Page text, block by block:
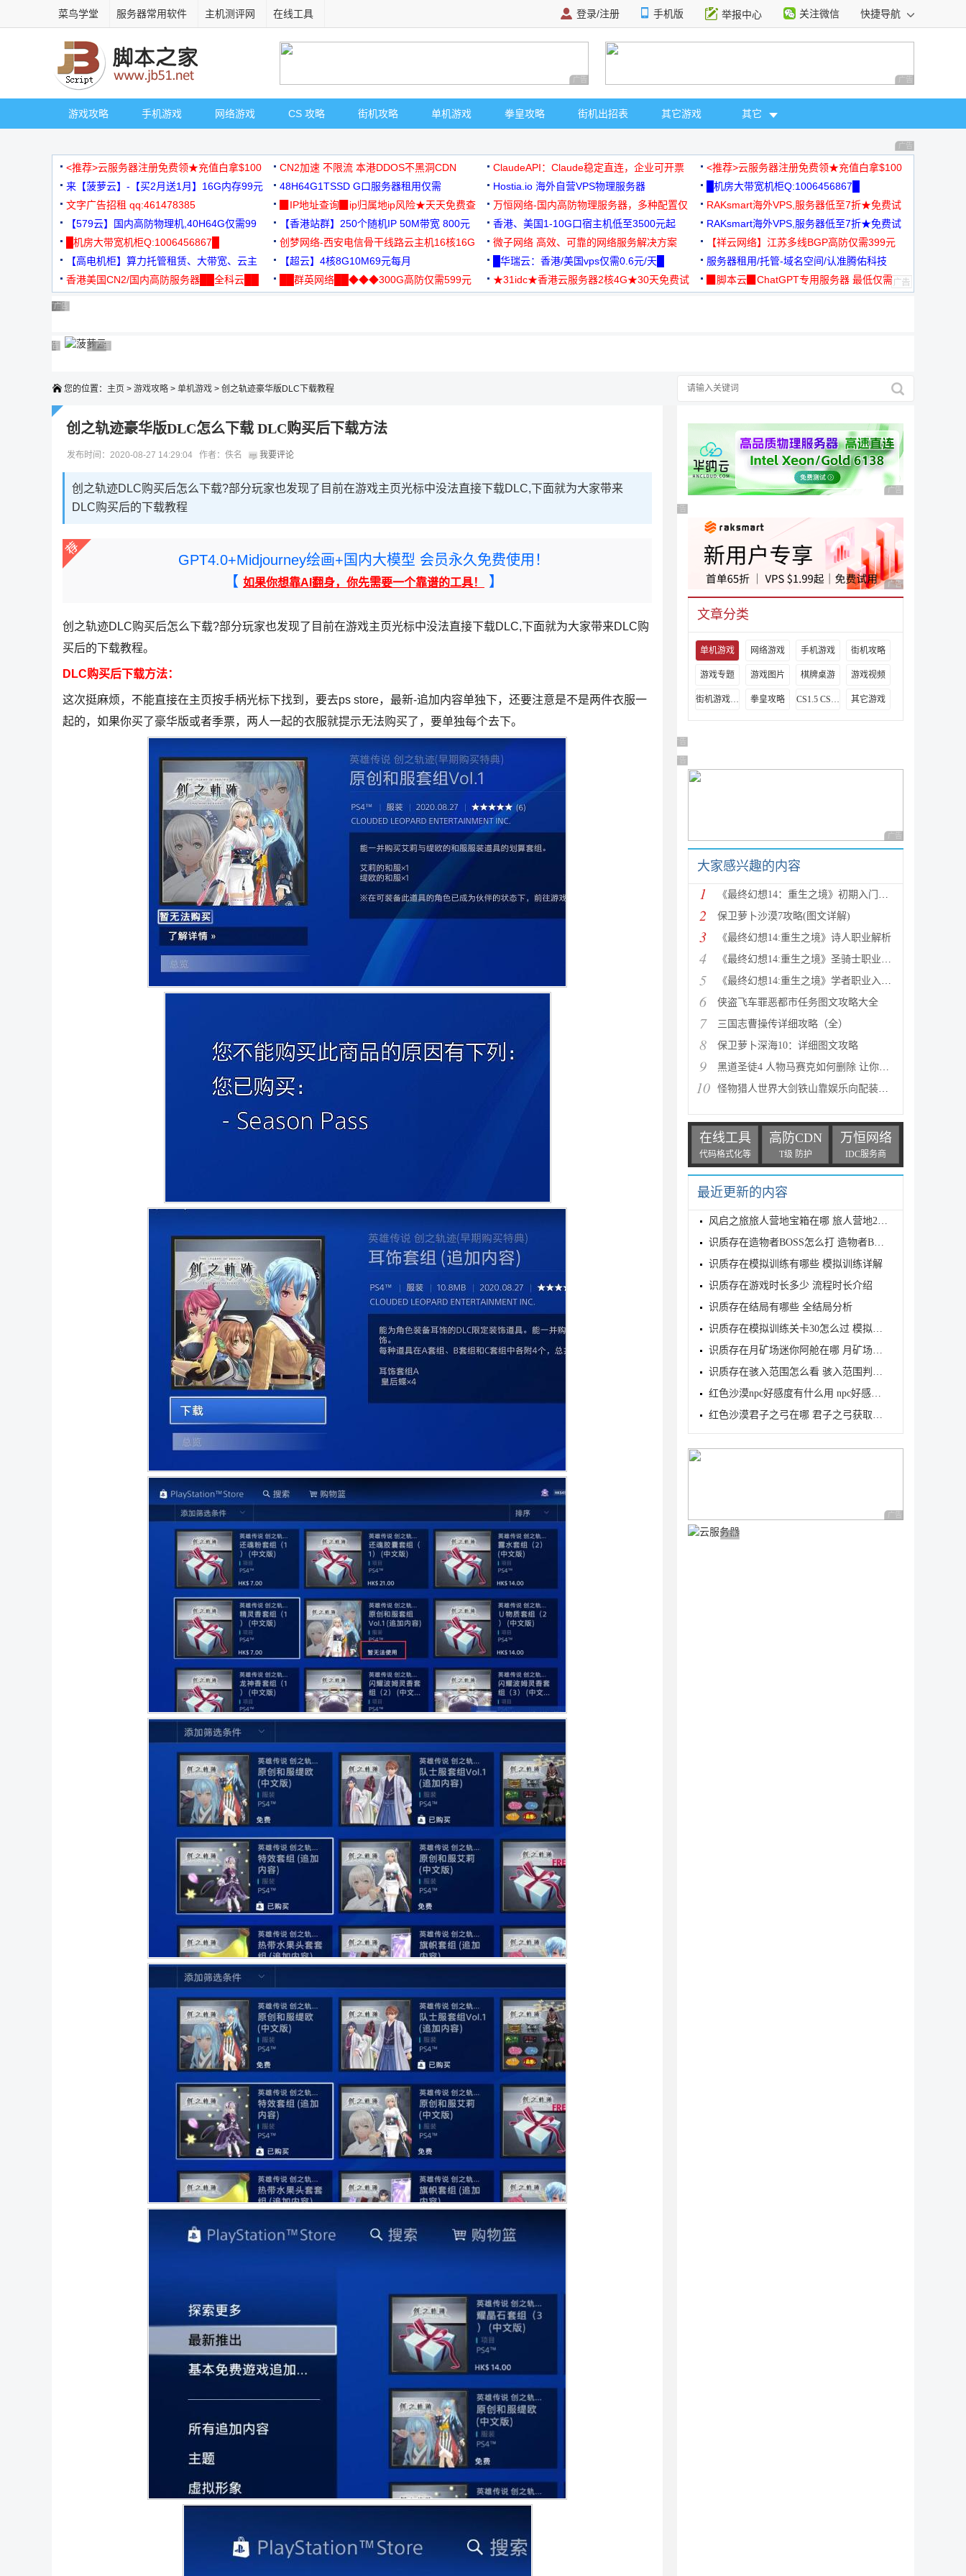
菜鸟学堂 服务器常用软件 主机测评网 在线工具 登录/注册 手机版 举报中心 关注微信 快捷导航
广告 商业广告，理性选择 广告 商业广告，理
游戏攻略 手机游戏 网络游戏 CS 攻略 街机攻略 单机游戏 拳皇攻略 街机出招表 其它游戏 其它
广告 商业广告，理
<推荐>云服务器注册免费领★充值白拿$100 CN2加速 不限流 本港DDOS不黑洞CDN ClaudeAPI：Claude稳定直连，企业可开票
<推荐>云服务器注册免费领★充值白拿$100
来【菠萝云】-【买2月送1月】16G内存99元
48H64G1TSSD G口服务器租用仅需
3000+可免费测试
Hostia.io 海外自营VPS物理服务器
█机房大带宽机柜Q:1006456867█
文字广告招租 qq:461478385
▉IP地址查询▉ip归属地ip风险★天天免费查
万恒网络-国内高防物理服务器，多种配置仅
99元/月起
RAKsmart海外VPS,服务器低至7折★免费试
用★
【579云】国内高防物理机,40H64G仅需99
元
【香港站群】250个随机IP 50M带宽 800元 香港、美国1-10G口宿主机低至3500元起
RAKsmart海外VPS,服务器低至7折★免费试
用★
█机房大带宽机柜Q:1006456867█
创梦网络-西安电信骨干线路云主机16核16G
88元/月
微子网络 高效、可靠的网络服务解决方案
【祥云网络】江苏多线BGP高防仅需399元
【高电机柜】算力托管租赁、大带宽、云主
机
【超云】4核8G10M69元每月 █华瑞云：香港/美国vps仅需0.6元/天█
服务器租用/托管-域名空间/认准腾佑科技
香港美国CN2/国内高防服务器██全科云██
██群英网络██◆◆◆300G高防仅需599元
★31idc★香港云服务器2核4G★30天免费试
▉脚本云▉ChatGPT专用服务器 最低仅需
广告 商业广告，理性选择
广告 商业广告，理性选择
广告 商业广告，理性选择
广告 商业广告，理性选择
广告 商业广告，理性选择
广告 商业广告，理性选择
广告 商业广告，理性选择
广告 商业广告，理性选择广告 商业广告，理性选择
广告 商业广告，理性选择
您的位置： 主页 > 游戏攻略 > 单机游戏 > 创之轨迹豪华版DLC下载教程
创之轨迹豪华版DLC怎么下载 DLC购买后下载方法
发布时间：2020-08-27 14:29:04 作者：佚名 我要评论
创之轨迹DLC购买后怎么下载?部分玩家也发现了目前在游戏主页光标中没法直接下载DLC,下面就为大家带来
DLC购买后的下载教程
GPT4.0+Midjourney绘画+国内大模型 会员永久免费使用！
【 如果你想靠AI翻身，你先需要一个靠谱的工具！ 】
创之轨迹DLC购买后怎么下载?部分玩家也发现了目前在游戏主页光标中没法直接下载DLC,下面就为大家带来DLC购
买后的下载教程。
DLC购买后下载方法：
这次挺麻烦，不能直接在主页按手柄光标下找到，要去ps store，最新-追加内容单独下，还要注意是不是两件衣服一
起的，如果你买了豪华版或者季票，两人一起的衣服就提示无法购买了，要单独每个去下。
广告 商业广告，理性
广告 商业广告，理性选择
广告 商业广告，理性
文章分类
单机游戏 网络游戏 手机游戏 街机攻略
游戏专题 游戏图片 棋牌桌游 游戏视频
街机游戏出招表 拳皇攻略 CS1.5 CS1.6攻略 其它游戏
广告 商业广告，理性选择
广告 商业广告，理性选择
广告 商业广告，理性
大家感兴趣的内容
1 《最终幻想14：重生之境》初期入门指南
2 保卫萝卜沙漠7攻略(图文详解)
3 《最终幻想14:重生之境》诗人职业解析
4 《最终幻想14:重生之境》圣骑士职业解析
5 《最终幻想14:重生之境》学者职业入门指南
6 侠盗飞车罪恶都市任务图文攻略大全
7 三国志曹操传详细攻略（全）
8 保卫萝卜深海10：详细图文攻略
9 黑道圣徒4 人物马赛克如何删除 让你满足色狼的需求
10 怪物猎人世界大剑铁山靠娱乐向配装分享
在线工具
代码格式化等
高防CDN
T级 防护
万恒网络
IDC服务商
最近更新的内容
风启之旅旅人营地宝箱在哪 旅人营地2个宝箱位置介绍
识质存在造物者BOSS怎么打 造物者BOSS打法介绍
识质存在模拟训练有哪些 模拟训练详解
识质存在游戏时长多少 流程时长介绍
识质存在结局有哪些 全结局分析
识质存在模拟训练关卡30怎么过 模拟训练关卡30三星攻
识质存在月矿场迷你阿舱在哪 月矿场迷你阿舱位置介绍
识质存在骇入范围怎么看 骇入范围判定查看方法
红色沙漠npc好感度有什么用 npc好感度作用介绍
红色沙漠君子之弓在哪 君子之弓获取地点及属性介绍
广告 商业广告，理性
广告 商业广告，理性选择